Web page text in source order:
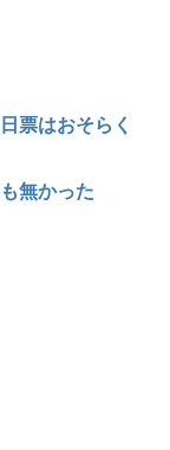
票はおそらく
無かった